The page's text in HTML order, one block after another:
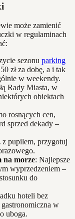
może zamienić
w regulaminach
sezonu parking
zł za dobę, a i tak
w weekendy.
Rady Miasta, w
obiektach
rosnących cen,
sprzed dekady –
z pupilem, przygotuj
na morze: Najlepsze
wyprzedzeniem –
do
hoteli bez
gastronomiczna w
uboga.